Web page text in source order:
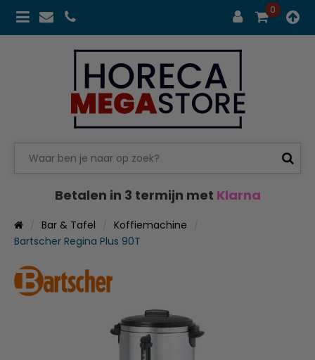
0
Betalen in 3 termijn met Klarna
Bar & Tafel
Koffiemachine
Bartscher Regina Plus 90T